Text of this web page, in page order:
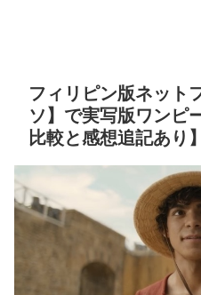
フィリピン版ネット
ソ】で実写版ワンピ
比較と感想追記あり】